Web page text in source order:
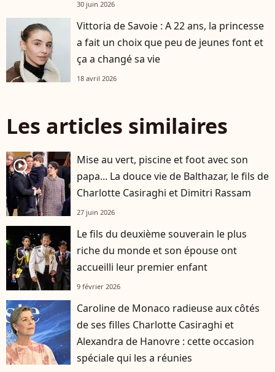
30 juin 2026
Vittoria de Savoie : A 22 ans, la princesse
a fait un choix que peu de jeunes font et
ça a changé sa vie
18 avril 2026
Les articles similaires
player2
Mise au vert, piscine et foot avec son
papa... La douce vie de Balthazar, le fils de
Charlotte Casiraghi et Dimitri Rassam
27 juin 2026
Le fils du deuxième souverain le plus
riche du monde et son épouse ont
accueilli leur premier enfant
9 février 2026
Caroline de Monaco radieuse aux côtés
de ses filles Charlotte Casiraghi et
Alexandra de Hanovre : cette occasion
spéciale qui les a réunies